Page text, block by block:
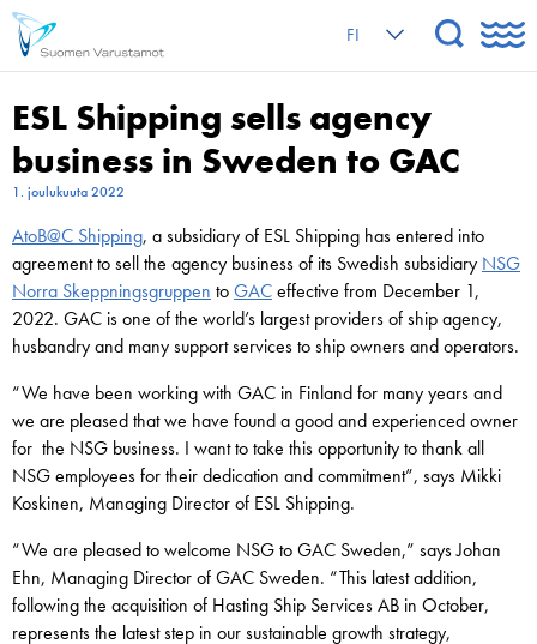
FI
ESL Shipping sells agency
business in Sweden to GAC
1. joulukuuta 2022
AtoB@C Shipping, a subsidiary of ESL Shipping has entered into
agreement to sell the agency business of its Swedish subsidiary NSG
Norra Skeppningsgruppen toGACeffective from December 1,
2022. GAC is one of the world’s largest providers of ship agency,
husbandry and many support services to ship owners and operators.
“We have been working with GAC in Finland for many years and
we are pleased that we have found a good and experienced owner
for the NSG business. I want to take this opportunity to thank all
NSG employees for their dedication and commitment”, says Mikki
Koskinen, Managing Director of ESL Shipping.
“We are pleased to welcome NSG to GAC Sweden,” says Johan
Ehn, Managing Director of GAC Sweden. “This latest addition,
following the acquisition of Hasting Ship Services AB in October,
represents the latest step in our sustainable growth strategy,